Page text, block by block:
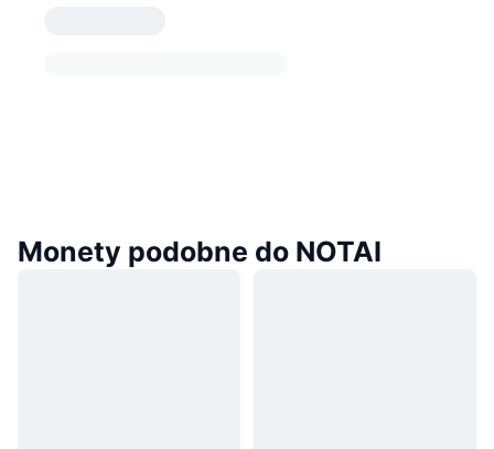
Monety podobne do NOTAI